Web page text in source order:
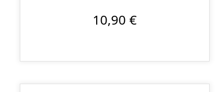
10,90 €